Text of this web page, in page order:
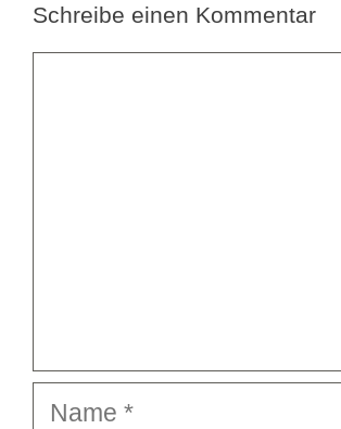
Schreibe einen Kommentar